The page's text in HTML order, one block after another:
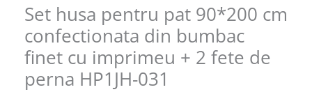
Set husa pentru pat 90*200 cm
confectionata din bumbac
finet cu imprimeu + 2 fete de
perna HP1JH-031